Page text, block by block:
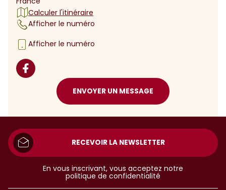
Calculer l'itinéraire
Afficher le numéro
Afficher le numéro
ENVOYER UN MESSAGE
RECEVOIR LA NEWSLETTER
En vous inscrivant, vous acceptez notre
politique de confidentialité